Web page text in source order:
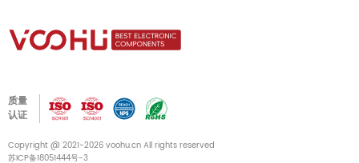
质量
认证
Copyright @ 2021-2026 voohu.cn All rights reserved
苏ICP备18051444号-3